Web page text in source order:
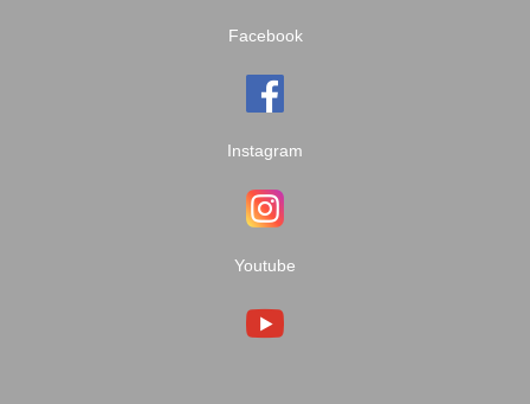
Facebook
Instagram
Youtube